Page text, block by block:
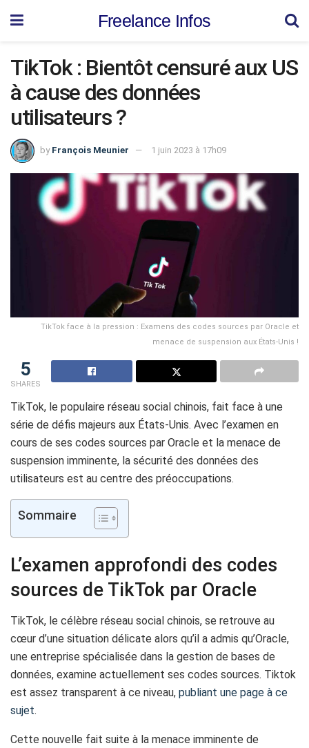
Freelance Infos
TikTok : Bientôt censuré aux US
à cause des données
utilisateurs ?
by François Meunier 1 juin 2023 à 17h09
TikTok face à la pression : Examens des codes sources par Oracle et
menace de suspension aux États-Unis !
5
SHARES
TikTok, le populaire réseau social chinois, fait face à une
série de défis majeurs aux États-Unis. Avec l’examen en
cours de ses codes sources par Oracle et la menace de
suspension imminente, la sécurité des données des
utilisateurs est au centre des préoccupations.
Sommaire
L’examen approfondi des codes
sources de TikTok par Oracle
TikTok, le célèbre réseau social chinois, se retrouve au
cœur d’une situation délicate alors qu’il a admis qu’Oracle,
une entreprise spécialisée dans la gestion de bases de
données, examine actuellement ses codes sources. Tiktok
est assez transparent à ce niveau, publiant une page à ce
sujet.
Cette nouvelle fait suite à la menace imminente de